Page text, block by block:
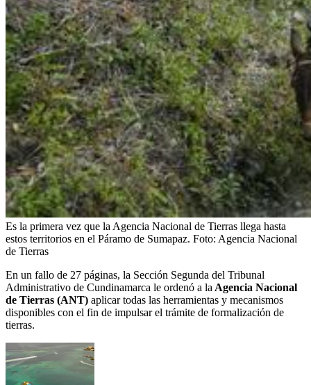
Es la primera vez que la Agencia Nacional de Tierras llega hasta
estos territorios en el Páramo de Sumapaz. Foto: Agencia Nacional
de Tierras
En un fallo de 27 páginas, la Sección Segunda del Tribunal
Administrativo de Cundinamarca le ordenó a la Agencia Nacional
de Tierras (ANT) aplicar todas las herramientas y mecanismos
disponibles con el fin de impulsar el trámite de formalización de
tierras.